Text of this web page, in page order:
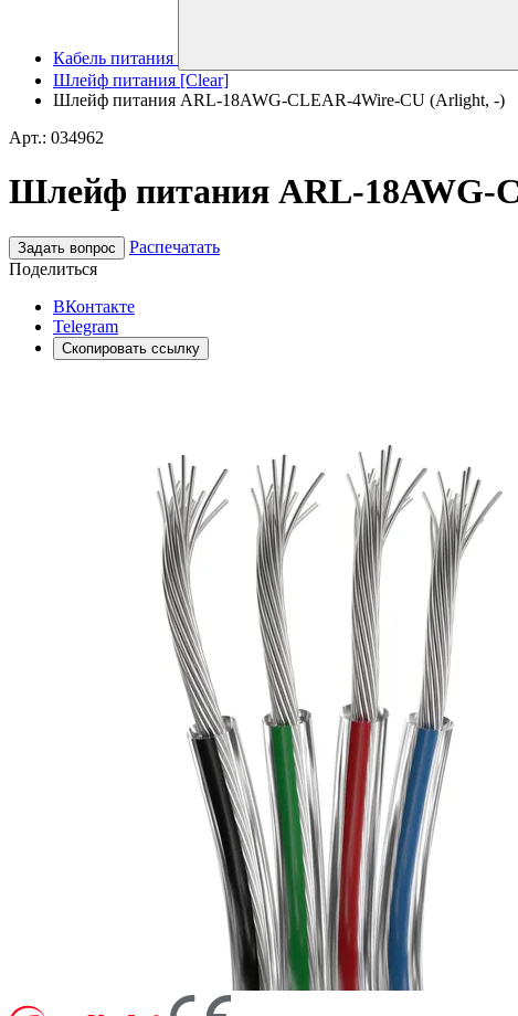
Кабель питания
Шлейф питания [Clear]
Шлейф питания ARL-18AWG-CLEAR-4Wire-CU (Arlight, -)
Арт.: 034962
Шлейф питания ARL-18AWG-
Задать вопрос
Распечатать
Поделиться
ВКонтакте
Telegram
Скопировать ссылку